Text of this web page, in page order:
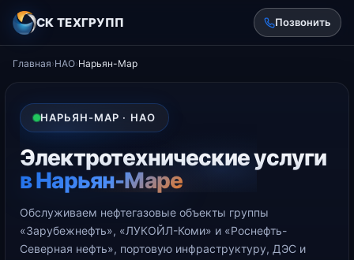
СК ТЕХГРУПП Позвонить
Главная›НАО›Нарьян-Мар
НАРЬЯН-МАР · НАО
Электротехнические услуги
в Нарьян-Маре
Обслуживаем нефтегазовые объекты группы
«Зарубежнефть», «ЛУКОЙЛ-Коми» и «Роснефть-
Северная нефть», портовую инфраструктуру, ДЭС и